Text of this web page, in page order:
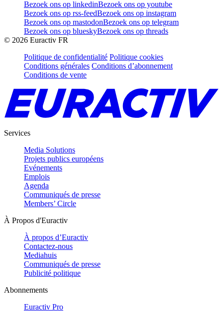
Bezoek ons op linkedinBezoek ons op youtube
Bezoek ons op rss-feedBezoek ons op instagram
Bezoek ons op mastodonBezoek ons op telegram
Bezoek ons op blueskyBezoek ons op threads
© 2026 Euractiv FR
Politique de confidentialité Politique cookies
Conditions générales Conditions d’abonnement
Conditions de vente
Services
Media Solutions
Projets publics européens
Evénements
Emplois
Agenda
Communiqués de presse
Members’ Circle
À Propos d'Euractiv
À propos d’Euractiv
Contactez-nous
Mediahuis
Communiqués de presse
Publicité politique
Abonnements
Euractiv Pro